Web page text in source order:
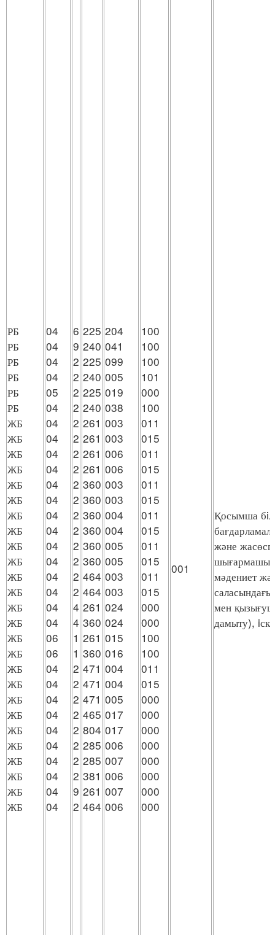
РБ
РБ
РБ
РБ
РБ
РБ
ЖБ
ЖБ
ЖБ
ЖБ
ЖБ
ЖБ
ЖБ
ЖБ
ЖБ
ЖБ
ЖБ
ЖБ
ЖБ
ЖБ
ЖБ
ЖБ
ЖБ
ЖБ
ЖБ
ЖБ
ЖБ
ЖБ
ЖБ
ЖБ
ЖБ
ЖБ
04
04
04
04
05
04
04
04
04
04
04
04
04
04
04
04
04
04
04
04
06
06
04
04
04
04
04
04
04
04
04
04
6
9
2
2
2
2
2
2
2
2
2
2
2
2
2
2
2
2
4
4
1
1
2
2
2
2
2
2
2
2
9
2
225
240
225
240
225
240
261
261
261
261
360
360
360
360
360
360
464
464
261
360
261
360
471
471
471
465
804
285
285
381
261
464
204
041
099
005
019
038
003
003
006
006
003
003
004
004
005
005
003
003
024
024
015
016
004
004
005
017
017
006
007
006
007
006
100
100
100
101
000
100
011
015
011
015
011
015
011
015
011
015
011
015
000
000
100
100
011
015
000
000
000
000
000
000
000
000
001
Қосымша
және
мәдениет
мен
дамыту),